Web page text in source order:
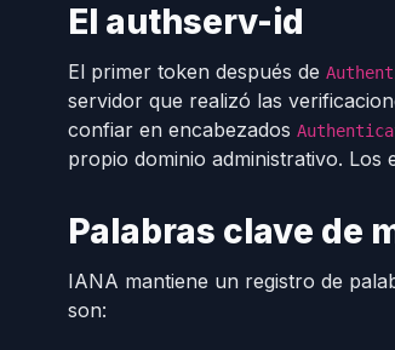
El authserv-id
El primer token después de
servidor que realizó las
confiar en encabezados
propio dominio administrativo. Los
Palabras clave de
IANA mantiene un registro de
son: